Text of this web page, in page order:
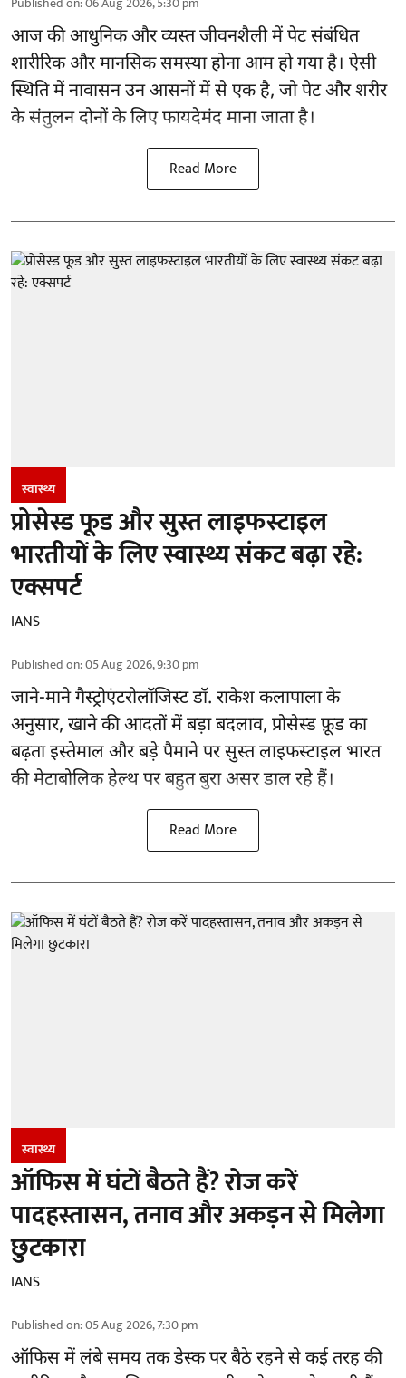
आज की आधुनिक और व्यस्त जीवनशैली में पेट संबंधित
शारीरिक और मानसिक समस्या होना आम हो गया है। ऐसी
स्थिति में नावासन उनआसनोंमें से एक है, जो पेट और शरीर
के संतुलन दोनों के लिए फायदेमंद माना जाता है।
Read More
स्वास्थ्य
प्रोसेस्ड फूड और सुस्त लाइफस्टाइल
भारतीयों के लिए स्वास्थ्य संकट बढ़ा रहे:
एक्सपर्ट
IANS
Published on:05 Aug 2026, 9:30 pm
जाने-माने गैस्ट्रोएंटरोलॉजिस्ट डॉ. राकेश कलापाला के
अनुसार, खाने की आदतोंमें बड़ा बदलाव, प्रोसेस्ड फ़ूड का
बढ़ता इस्तेमाल और बड़े पैमाने पर सुस्त लाइफस्टाइल भारत
की मेटाबोलिक हेल्थ पर बहुत बुरा असर डाल रहे हैं।
Read More
स्वास्थ्य
ऑफिस में घंटों बैठते हैं? रोज करें
पादहस्तासन, तनाव और अकड़न से मिलेगा
छुटकारा
IANS
Published on:05 Aug 2026, 7:30 pm
ऑफिस में लंबे समय तक डेस्क पर बैठे रहने से कई तरह की